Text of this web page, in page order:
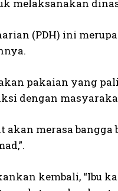
melaksanakan
(PDH) ini
pakaian yang
dengan
akan merasa
kembali, “Ibu